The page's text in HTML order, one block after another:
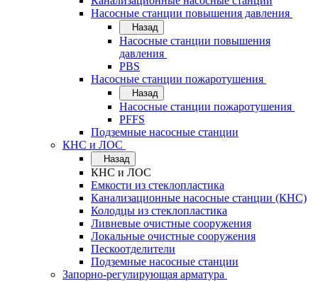
Насосные станции повышения давления
Назад
Насосные станции повышения
давления
PBS
Насосные станции пожаротушения
Назад
Насосные станции пожаротушения
PFFS
Подземные насосные станции
КНС и ЛОС
Назад
КНС и ЛОС
Емкости из стеклопластика
Канализационные насосные станции (КНС)
Колодцы из стеклопластика
Ливневые очистные сооружения
Локальные очистные сооружения
Пескоотделители
Подземные насосные станции
Запорно-регулирующая арматура